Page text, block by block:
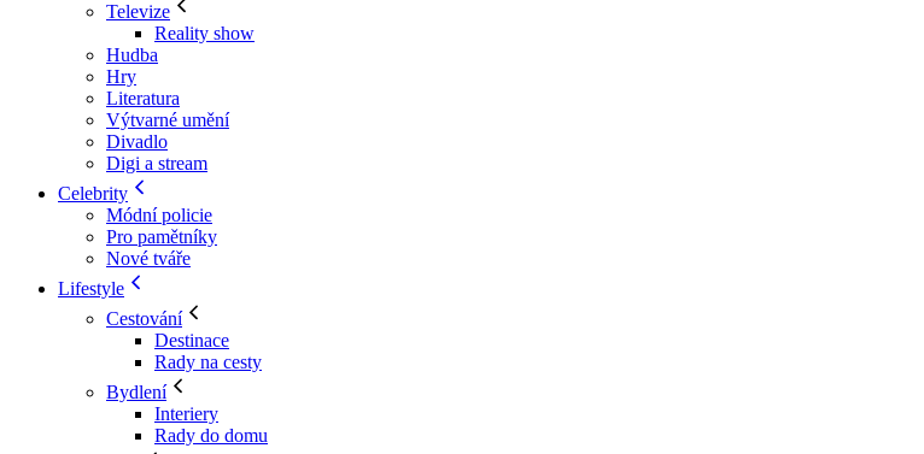
Televize
Reality show
Hudba
Hry
Literatura
Výtvarné umění
Divadlo
Digi a stream
Celebrity
Módní policie
Pro pamětníky
Nové tváře
Lifestyle
Cestování
Destinace
Rady na cesty
Bydlení
Interiery
Rady do domu